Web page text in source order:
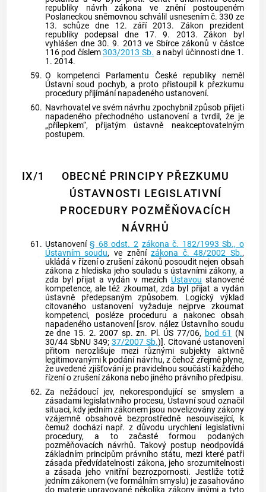
republiky návrh zákona ve znění postoupeném
Poslaneckou sněmovnou schválil usnesením č. 330 ze
13. schůze dne 12. září 2013. Zákon prezident
republiky podepsal dne 17. 9. 2013. Zákon byl
vyhlášen dne 30. 9. 2013 ve Sbírce zákonů v částce
116 pod číslem303/2013 Sb. a nabyl účinnosti dne 1.
1. 2014.
59. O kompetenci Parlamentu České republiky neměl
Ústavní soud pochyb, a proto přistoupil k přezkumu
procedury přijímání napadeného ustanovení.
60. Navrhovatel ve svém návrhu zpochybnil způsob přijetí
napadeného přechodného ustanovení a tvrdil, že je
„přílepkem“, přijatým ústavně neakceptovatelným
postupem.
IX/1
OBECNÉ PRINCIPY PŘEZKUMU
ÚSTAVNOSTI LEGISLATIVNÍ
PROCEDURY POZMĚŇOVACÍCH
NÁVRHŮ
61. Ustanovení§ 68 odst. 2 zákona č. 182/1993 Sb., o
Ústavním soudu, ve zněnízákona č. 48/2002 Sb.,
ukládá v řízení o zrušení zákonů posoudit nejen obsah
zákona z hlediska jeho souladu s ústavními zákony, a
zda byl přijat a vydán v mezích Ústavou stanovené
kompetence, ale též zkoumat, zda byl přijat a vydán
ústavně předepsaným způsobem. Logický výklad
citovaného ustanovení vyžaduje nejprve zkoumat
kompetenci, posléze proceduru a nakonec obsah
napadeného ustanovení [srov. nález Ústavního soudu
ze dne 15. 2. 2007 sp. zn. Pl. ÚS 77/06, bod 61 (N
30/44 SbNU 349; 37/2007 Sb.)]. Citované ustanovení
přitom nerozlišuje mezi různými subjekty aktivně
legitimovanými k podání návrhu, z čehož zřejmě plyne,
že uvedené zjišťování je pravidelnou součástí každého
řízení o zrušení zákona nebo jiného právního předpisu.
62. Za nežádoucí jev, nekorespondující se smyslem a
zásadami legislativního procesu, Ústavní soud označil
situaci, kdy jedním zákonem jsou novelizovány zákony
vzájemně obsahově bezprostředně nesouvisející, k
čemuž dochází např. z důvodu urychlení legislativní
procedury, a to začasté formou podaných
pozměňovacích návrhů. Takový postup neodpovídá
základním principům právního státu, mezi které patří
zásada předvídatelnosti zákona, jeho srozumitelnosti
a zásada jeho vnitřní bezrozpornosti. Jestliže totiž
jedním zákonem (ve formálním smyslu) je zasahováno
do materie upravované několika zákony jinými a tyto